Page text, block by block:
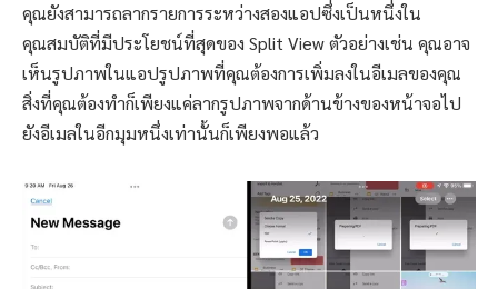
คุณยังสามารถลากรายการระหว่างสองแอปซึ่งเป็นหนึ่งใน
คุณสมบัติที่มีประโยชน์ที่สุดของ Split View ตัวอย่างเช่น คุณอาจ
เห็นรูปภาพในแอปรูปภาพที่คุณต้องการเพิ่มลงในอีเมลของคุณ
สิ่งที่คุณต้องทำก็เพียงแค่ลากรูปภาพจากด้านข้างของหน้าจอไป
ยังอีเมลในอีกมุมหนึ่งเท่านั้นก็เพียงพอแล้ว